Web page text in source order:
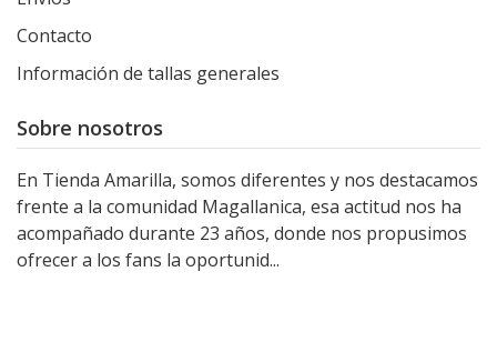
Contacto
Información de tallas generales
Sobre nosotros
En Tienda Amarilla, somos diferentes y nos destacamos
frente a la comunidad Magallanica, esa actitud nos ha
acompañado durante 23 años, donde nos propusimos
ofrecer a los fans la oportunid...